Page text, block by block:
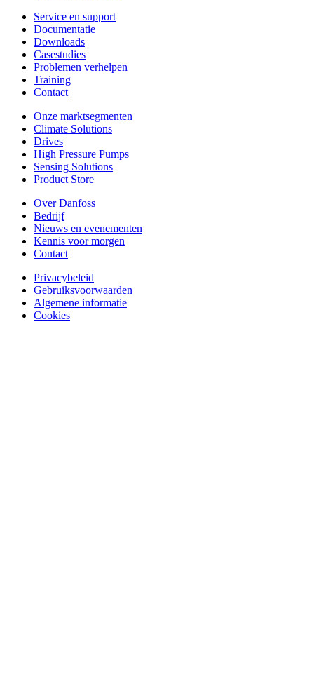
Service en support
Documentatie
Downloads
Casestudies
Problemen verhelpen
Training
Contact
Onze marktsegmenten
Climate Solutions
Drives
High Pressure Pumps
Sensing Solutions
Product Store
Over Danfoss
Bedrijf
Nieuws en evenementen
Kennis voor morgen
Contact
Privacybeleid
Gebruiksvoorwaarden
Algemene informatie
Cookies